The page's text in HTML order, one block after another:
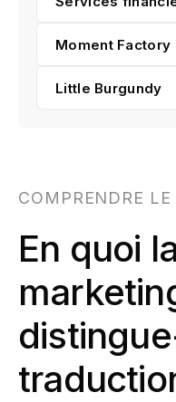
Moment Factory
Little Burgundy
COMPRENDRE LE
En quoi